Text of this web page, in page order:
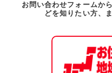
お問い合わせフォームか
どを知りたい方、